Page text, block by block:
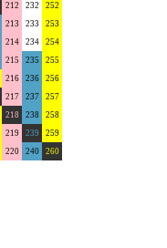
212 232
252
213 233
253
214 234
254
215 235
255
216 236
256
217 237
257
218 238
258
219 239
259
220 240 260